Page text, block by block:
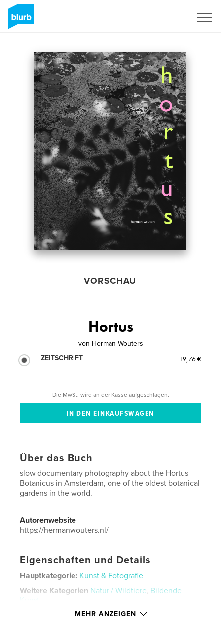
VORSCHAU
Hortus
von Herman Wouters
ZEITSCHRIFT
19,76 €
Die MwSt. wird an der Kasse aufgeschlagen.
Über das Buch
slow documentary photography about the Hortus
Botanicus in Amsterdam, one of the oldest botanical
gardens in the world.
Autorenwebsite
https://hermanwouters.nl/
Eigenschaften und Details
Hauptkategorie: Kunst & Fotografie
Weitere Kategorien Natur / Wildtiere, Bildende
US Letter-Format, 22×28 cm
MEHR ANZEIGEN